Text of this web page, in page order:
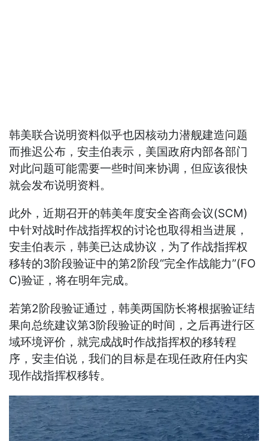
韩美联合说明资料似乎也因核动力潜舰建造问题
而推迟公布，安圭伯表示，美国政府内部各部门
对此问题可能需要一些时间来协调，但应该很快
就会发布说明资料。
此外，近期召开的韩美年度安全咨商会议(SCM)
中针对战时作战指挥权的讨论也取得相当进展，
安圭伯表示，韩美已达成协议，为了作战指挥权
移转的3阶段验证中的第2阶段“完全作战能力”(FO
C)验证，将在明年完成。
若第2阶段验证通过，韩美两国防长将根据验证结
果向总统建议第3阶段验证的时间，之后再进行区
域环境评价，就完成战时作战指挥权的移转程
序，安圭伯说，我们的目标是在现任政府任内实
现作战指挥权移转。